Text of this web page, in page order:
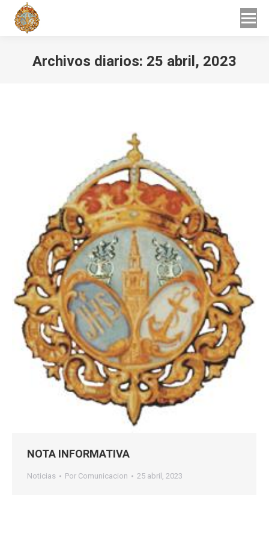
Archivos diarios: 25 abril, 2023
NOTA INFORMATIVA
Noticias Por Comunicacion 25 abril, 2023